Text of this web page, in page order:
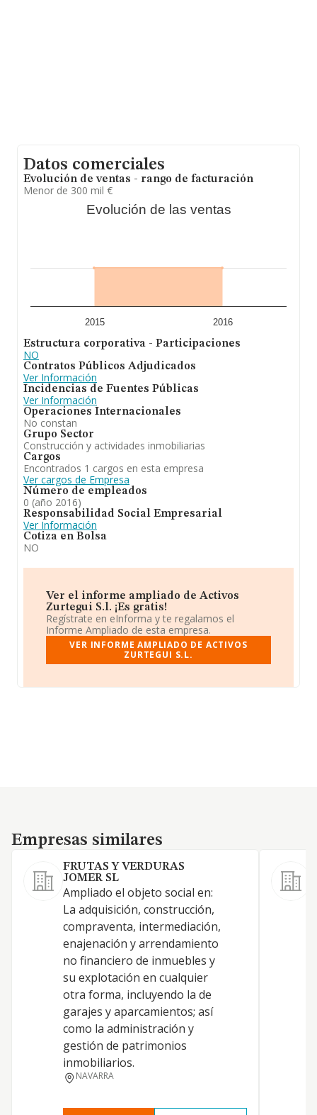
Datos comerciales
Evolución de ventas - rango de facturación
Menor de 300 mil €
Evolución de las ventas
2015 2016
Estructura corporativa - Participaciones
NO
Contratos Públicos Adjudicados
Ver Información
Incidencias de Fuentes Públicas
Ver Información
Operaciones Internacionales
No constan
Grupo Sector
Construcción y actividades inmobiliarias
Cargos
Encontrados 1 cargos en esta empresa
Ver cargos de Empresa
Número de empleados
0 (año 2016)
Responsabilidad Social Empresarial
Ver Información
Cotiza en Bolsa
NO
Ver el informe ampliado de Activos
Zurtegui S.l. ¡Es gratis!
Regístrate en eInforma y te regalamos el
Informe Ampliado de esta empresa.
VER INFORME AMPLIADO DE ACTIVOS
ZURTEGUI S.L.
Empresas similares
Empresas similares
FRUTAS Y VERDURAS
JOMER SL
Ampliado el objeto social en:
La adquisición, construcción,
compraventa, intermediación,
enajenación y arrendamiento
no financiero de inmuebles y
su explotación en cualquier
otra forma, incluyendo la de
garajes y aparcamientos; así
como la administración y
gestión de patrimonios
inmobiliarios.
NAVARRA